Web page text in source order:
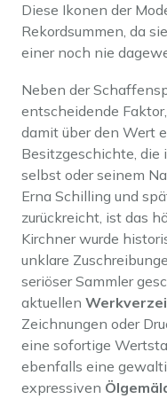
Diese Ikonen der
Rekordsummen, da
einer noch nie
Neben der
entscheidende
damit über den Wert
Besitzgeschichte, die
selbst oder seinem
Erna Schilling und
zurückreicht, ist das
Kirchner wurde
unklare
seriöser Sammler
aktuellen
Zeichnungen oder
eine sofortige
ebenfalls eine
expressiven